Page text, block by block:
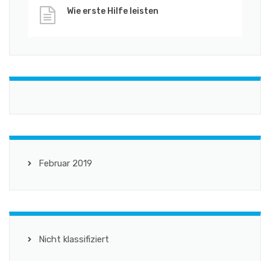
Wie erste Hilfe leisten
Februar 2019
Nicht klassifiziert